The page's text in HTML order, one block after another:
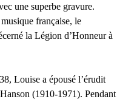
une superbe gravure.
française, le
la Légion d’Honneur à
Louise a épousé l’érudit
(1910-1971). Pendant